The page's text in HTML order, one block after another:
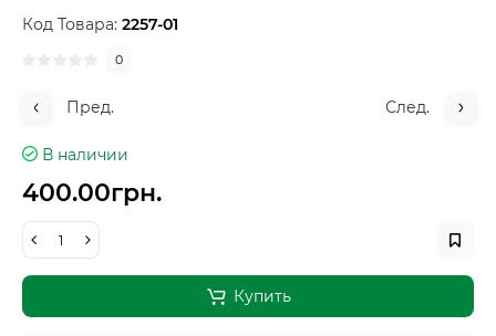
Код Товара: 2257-01
0
Пред. След.
В наличии
400.00грн.
Купить